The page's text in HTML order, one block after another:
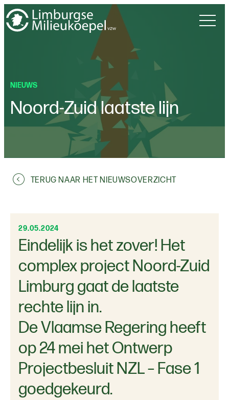
NIEUWS
Noord-Zuid laatste lijn
TERUG NAAR HET NIEUWSOVERZICHT
29.05.2024
Eindelijk is het zover! Het
complex project Noord-Zuid
Limburg gaat de laatste
rechte lijn in.
De Vlaamse Regering heeft
op 24 mei het Ontwerp
Projectbesluit NZL – Fase 1
goedgekeurd.